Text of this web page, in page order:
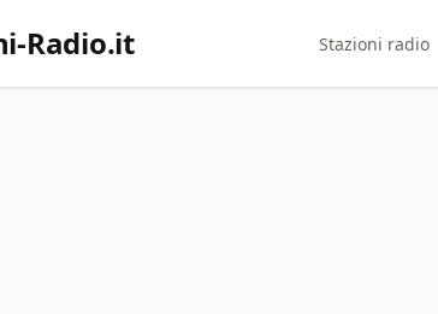
Radio.it Stazioni radio